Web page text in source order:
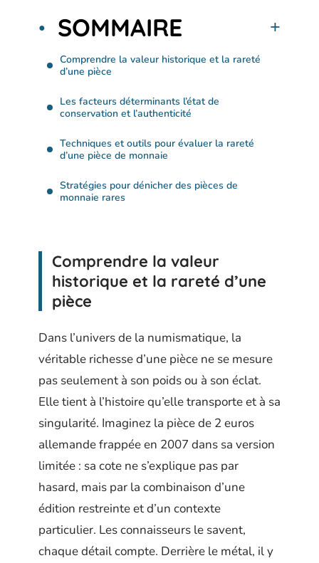
SOMMAIRE
Comprendre la valeur historique et la rareté
d’une pièce
Les facteurs déterminants l’état de
conservation et l’authenticité
Techniques et outils pour évaluer la rareté
d’une pièce de monnaie
Stratégies pour dénicher des pièces de
monnaie rares
Comprendre la valeur
historique et la rareté d’une
pièce
Dans l’univers de la numismatique, la
véritable richesse d’une pièce ne se mesure
pas seulement à son poids ou à son éclat.
Elle tient à l’histoire qu’elle transporte et à sa
singularité. Imaginez la pièce de 2 euros
allemande frappée en 2007 dans sa version
limitée : sa cote ne s’explique pas par
hasard, mais par la combinaison d’une
édition restreinte et d’un contexte
particulier. Les connaisseurs le savent,
chaque détail compte. Derrière le métal, il y